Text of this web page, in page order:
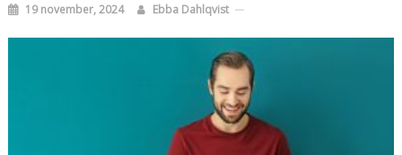
19 november, 2024 Ebba Dahlqvist